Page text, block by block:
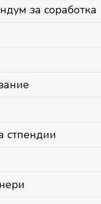
за соработка
стпендии